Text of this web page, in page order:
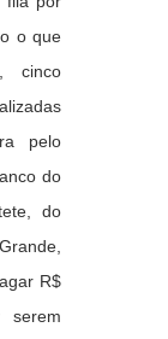
o que
cinco
pelo
do
do
R$